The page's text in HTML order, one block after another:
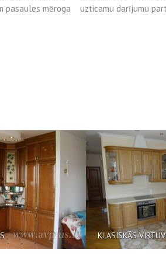
pasaules mēroga
uzticamu darījumu
KLASISKĀS VIRTUVES